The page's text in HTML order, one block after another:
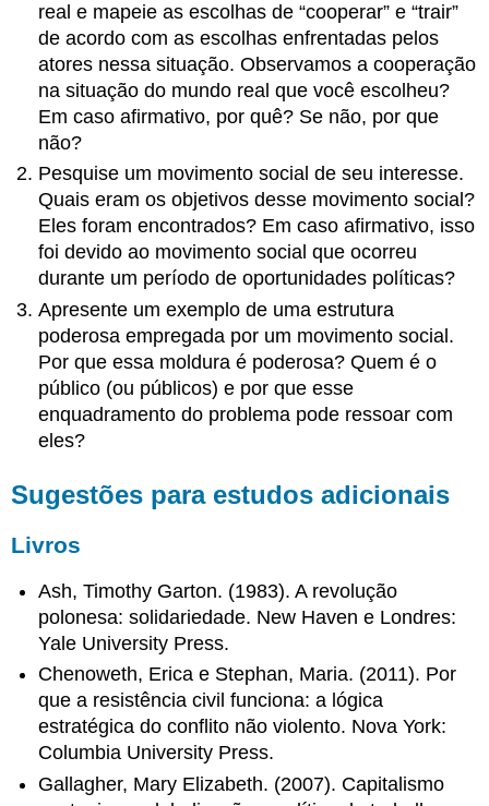
real e mapeie as escolhas de “cooperar” e “trair”
de acordo com as escolhas enfrentadas pelos
atores nessa situação. Observamos a cooperação
na situação do mundo real que você escolheu?
Em caso afirmativo, por quê? Se não, por que
não?
Pesquise um movimento social de seu interesse.
Quais eram os objetivos desse movimento social?
Eles foram encontrados? Em caso afirmativo, isso
foi devido ao movimento social que ocorreu
durante um período de oportunidades políticas?
Apresente um exemplo de uma estrutura
poderosa empregada por um movimento social.
Por que essa moldura é poderosa? Quem é o
público (ou públicos) e por que esse
enquadramento do problema pode ressoar com
eles?
Sugestões para estudos adicionais
Livros
Ash, Timothy Garton. (1983). A revolução
polonesa: solidariedade. New Haven e Londres:
Yale University Press.
Chenoweth, Erica e Stephan, Maria. (2011). Por
que a resistência civil funciona: a lógica
estratégica do conflito não violento. Nova York:
Columbia University Press.
Gallagher, Mary Elizabeth. (2007). Capitalismo